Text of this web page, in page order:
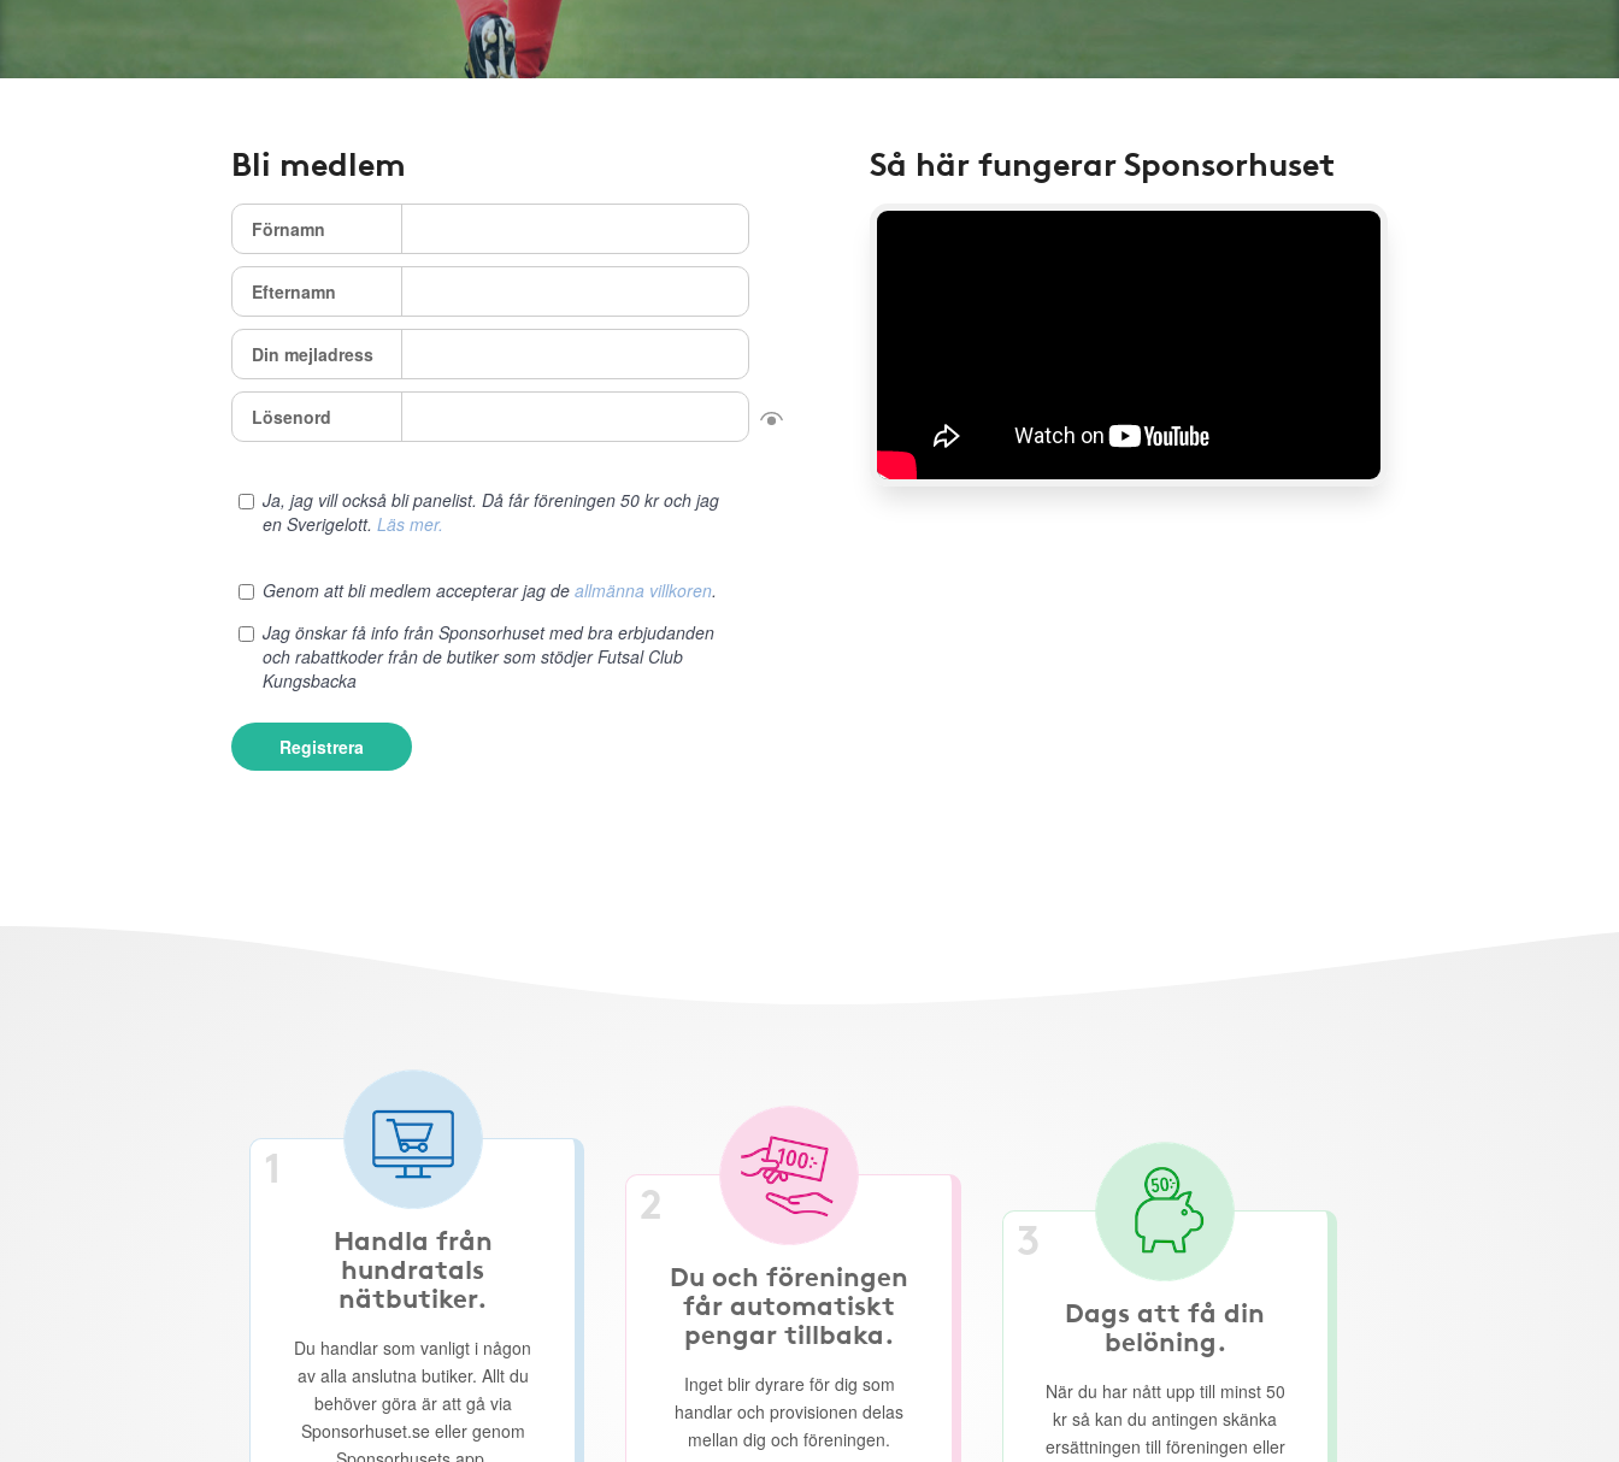
Bli medlem
Förnamn
Efternamn
Din mejladress
Lösenord
Ja, jag vill också bli panelist. Då får föreningen 50 kr och jag
en Sverigelott. Läs mer.
Genom att bli medlem accepterar jag de allmänna villkoren.
Jag önskar få info från Sponsorhuset med bra erbjudanden
och rabattkoder från de butiker som stödjer Futsal Club
Kungsbacka
Registrera
Så här fungerar Sponsorhuset
1
Handla från
hundratals
nätbutiker.
Du handlar som vanligt i någon
av alla anslutna butiker. Allt du
behöver göra är att gå via
Sponsorhuset.se eller genom
2
Du och föreningen
får automatiskt
pengar tillbaka.
Inget blir dyrare för dig som
handlar och provisionen delas
mellan dig och föreningen.
3
Dags att få din
belöning.
När du har nått upp till minst 50
kr så kan du antingen skänka
ersättningen till föreningen eller